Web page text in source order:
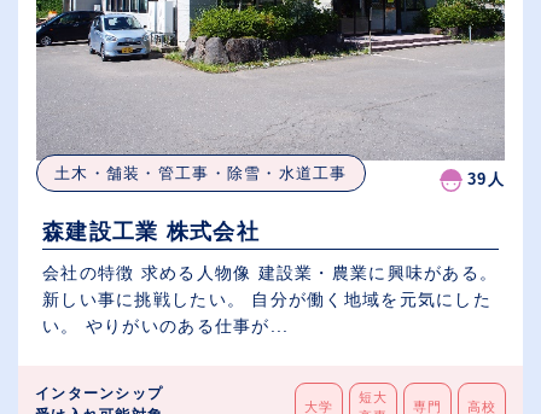
土木・舗装・管工事・除雪・水道工事 39人
森建設工業 株式会社
会社の特徴 求める人物像 建設業・農業に興味がある。
新しい事に挑戦したい。 自分が働く地域を元気にした
い。 やりがいのある仕事が...
インターンシップ
大学
短大
専門 高校